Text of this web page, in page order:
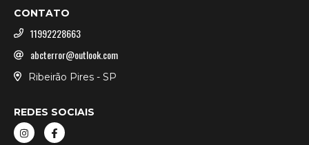
CONTATO
11992228663
abcterror@outlook.com
Ribeirão Pires - SP
REDES SOCIAIS